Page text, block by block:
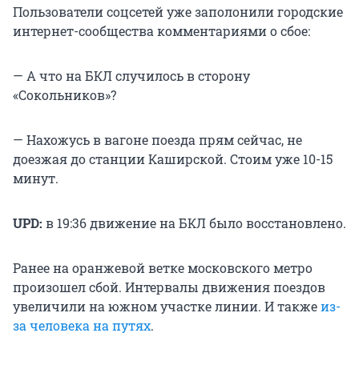
Пользователи соцсетей уже заполонили городские
интернет-сообщества комментариями о сбое:
— А что на БКЛ случилось в сторону
«Сокольников»?
— Нахожусь в вагоне поезда прям сейчас, не
доезжая до станции Каширской. Стоим уже 10-15
минут.
UPD: в 19:36 движение на БКЛ было восстановлено.
Ранее на оранжевой ветке московского метро
произошел сбой. Интервалы движения поездов
увеличили на южном участке линии. И такжеиз-
за человека на путях.